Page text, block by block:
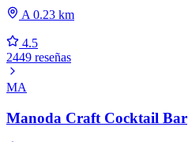
A 0.23 km
4.5
2449 reseñas
MA
Manoda Craft Cocktail Bar